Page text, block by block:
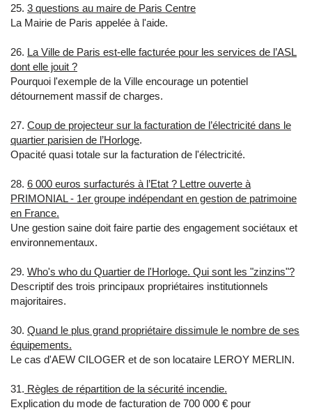
25. 3 questions au maire de Paris Centre
La Mairie de Paris appelée à l'aide.
26. La Ville de Paris est-elle facturée pour les services de l’ASL
dont elle jouit ?
Pourquoi l'exemple de la Ville encourage un potentiel
détournement massif de charges.
27. Coup de projecteur sur la facturation de l’électricité dans le
quartier parisien de l’Horloge.
Opacité quasi totale sur la facturation de l'électricité.
28. 6 000 euros surfacturés à l’Etat ? Lettre ouverte à
PRIMONIAL - 1er groupe indépendant en gestion de patrimoine
en France.
Une gestion saine doit faire partie des engagement sociétaux et
environnementaux.
29. Who's who du Quartier de l'Horloge. Qui sont les "zinzins"?
Descriptif des trois principaux propriétaires institutionnels
majoritaires.
30. Quand le plus grand propriétaire dissimule le nombre de ses
équipements.
Le cas d'AEW CILOGER et de son locataire LEROY MERLIN.
31. Règles de répartition de la sécurité incendie.
Explication du mode de facturation de 700 000 € pour